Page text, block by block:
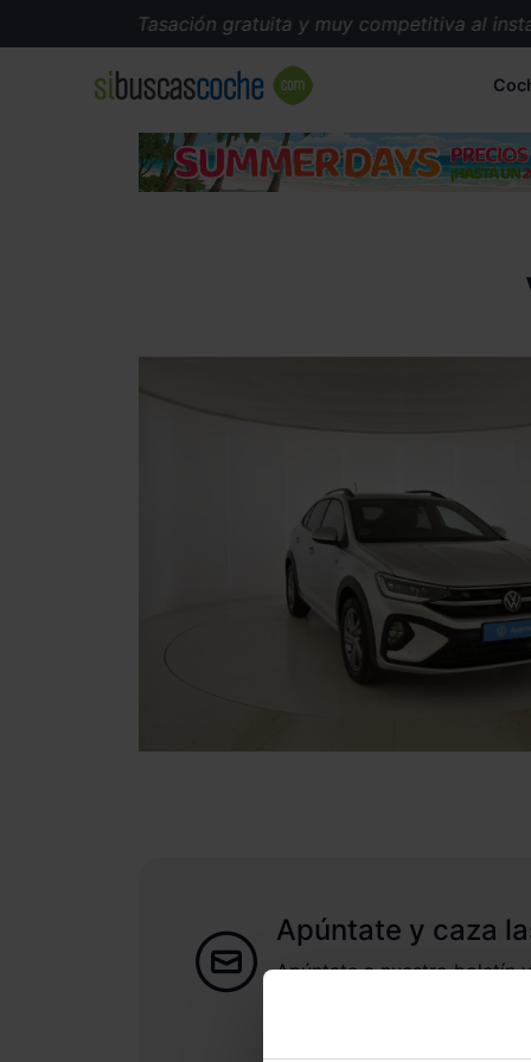
Tasación gratuita y muy competitiva al
Apúntate y caza
Apúntate a nuestro boletín